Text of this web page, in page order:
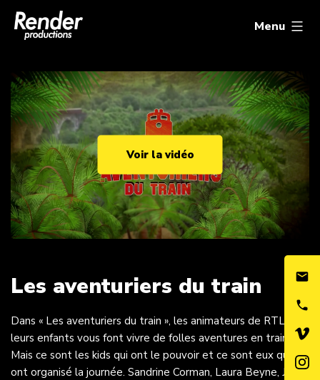
Aller
contenu
Render
Productions
Menu
Les aventuriers du train
Dans « Les aventuriers du train », les animateurs de RTL et
leurs enfants vous font vivre de folles aventures en train.
Mais ce sont les kids qui ont le pouvoir et ce sont eux qui
ont organisé la journée. Sandrine Corman, Laura Beyne, Jean-